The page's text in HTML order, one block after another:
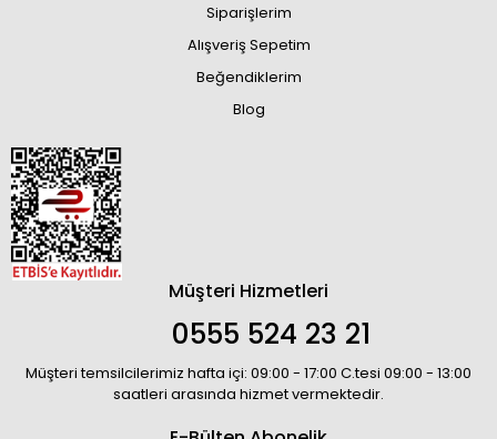
Siparişlerim
Alışveriş Sepetim
Beğendiklerim
Blog
Müşteri Hizmetleri
0555 524 23 21
Müşteri temsilcilerimiz hafta içi: 09:00 - 17:00 C.tesi 09:00 - 13:00
saatleri arasında hizmet vermektedir.